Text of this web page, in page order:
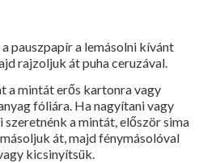
pauszpapír a lemásolni kívánt
rajzoljuk át puha ceruzával.
a mintát erős kartonra vagy
fóliára. Ha nagyítani vagy
szeretnénk a mintát, először sima
át, majd fénymásolóval
kicsinyítsük.